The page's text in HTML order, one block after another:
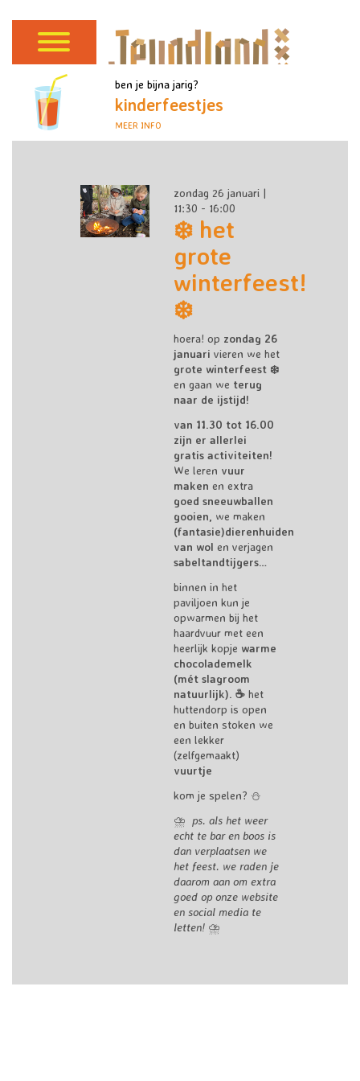
ben je bijna jarig?
kinderfeestjes
MEER INFO
zondag 26 januari |
11:30 - 16:00
❄️ het
grote
winterfeest!
❄️
hoera! op zondag 26
januari vieren we het
grote winterfeest ❄️
en gaan we terug
naar de ijstijd!
van 11.30 tot 16.00
zijn er allerlei
gratis activiteiten!
We leren vuur
maken en extra
goed sneeuwballen
gooien, we maken
(fantasie)dierenhuiden
van wol en verjagen
sabeltandtijgers…
binnen in het
paviljoen kun je
opwarmen bij het
haardvuur met een
heerlijk kopje warme
chocolademelk
(mét slagroom
natuurlijk). ☕ het
huttendorp is open
en buiten stoken we
een lekker
(zelfgemaakt)
vuurtje
kom je spelen? ⛄
⛈️ ️ ps. als het weer
echt te bar en boos is
dan verplaatsen we
het feest. we raden je
daarom aan om extra
goed op onze website
en social media te
letten!️⛈️